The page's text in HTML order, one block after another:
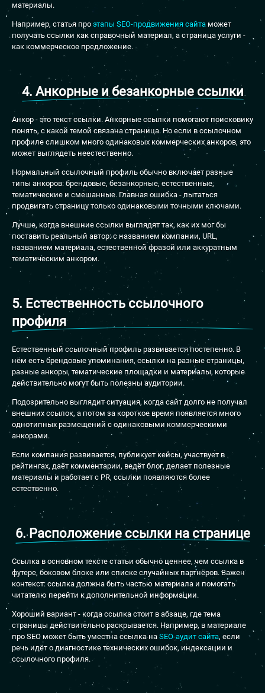
материалы.
Например, статья про этапы SEO-продвижения сайта может
получать ссылки как справочный материал, а страница услуги -
как коммерческое предложение.
4. Анкорные и безанкорные ссылки
Анкор - это текст ссылки. Анкорные ссылки помогают поисковику
понять, с какой темой связана страница. Но если в ссылочном
профиле слишком много одинаковых коммерческих анкоров, это
может выглядеть неестественно.
Нормальный ссылочный профиль обычно включает разные
типы анкоров: брендовые, безанкорные, естественные,
тематические и смешанные. Главная ошибка - пытаться
продвигать страницу только одинаковыми точными ключами.
Лучше, когда внешние ссылки выглядят так, как их мог бы
поставить реальный автор: с названием компании, URL,
названием материала, естественной фразой или аккуратным
тематическим анкором.
5. Естественность ссылочного
профиля
Естественный ссылочный профиль развивается постепенно. В
нём есть брендовые упоминания, ссылки на разные страницы,
разные анкоры, тематические площадки и материалы, которые
действительно могут быть полезны аудитории.
Подозрительно выглядит ситуация, когда сайт долго не получал
внешних ссылок, а потом за короткое время появляется много
однотипных размещений с одинаковыми коммерческими
анкорами.
Если компания развивается, публикует кейсы, участвует в
рейтингах, даёт комментарии, ведёт блог, делает полезные
материалы и работает с PR, ссылки появляются более
естественно.
6. Расположение ссылки на странице
Ссылка в основном тексте статьи обычно ценнее, чем ссылка в
футере, боковом блоке или списке случайных партнёров. Важен
контекст: ссылка должна быть частью материала и помогать
читателю перейти к дополнительной информации.
Хороший вариант - когда ссылка стоит в абзаце, где тема
страницы действительно раскрывается. Например, в материале
про SEO может быть уместна ссылка на SEO-аудит сайта, если
речь идёт о диагностике технических ошибок, индексации и
ссылочного профиля.